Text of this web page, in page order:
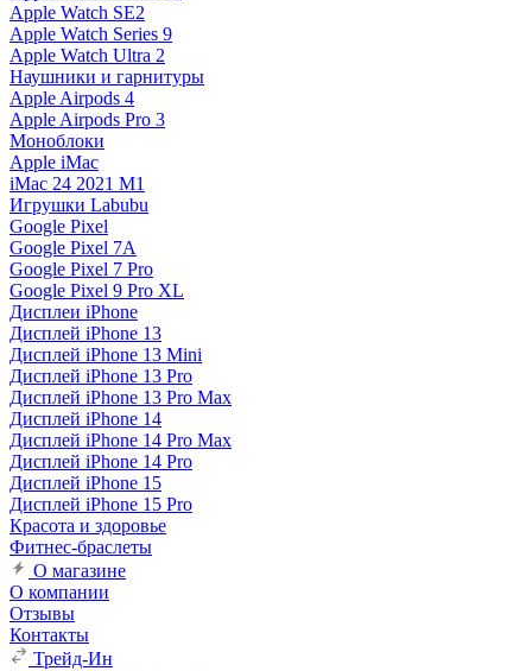
Apple Watch SE2
Apple Watch Series 9
Apple Watch Ultra 2
Наушники и гарнитуры
Apple Airpods 4
Apple Airpods Pro 3
Моноблоки
Apple iMac
iMac 24 2021 M1
Игрушки Labubu
Google Pixel
Google Pixel 7А
Google Pixel 7 Pro
Google Pixel 9 Pro XL
Дисплеи iPhone
Дисплей iPhone 13
Дисплей iPhone 13 Mini
Дисплей iPhone 13 Pro
Дисплей iPhone 13 Pro Max
Дисплей iPhone 14
Дисплей iPhone 14 Pro Max
Дисплей iPhone 14 Pro
Дисплей iPhone 15
Дисплей iPhone 15 Pro
Красота и здоровье
Фитнес-браслеты
О магазине
О компании
Отзывы
Контакты
Трейд-Ин